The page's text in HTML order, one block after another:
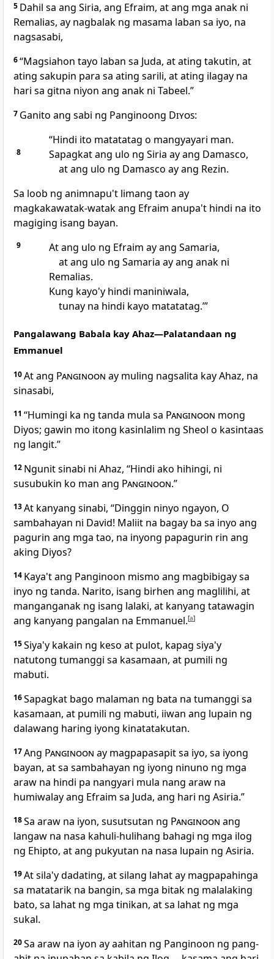
5 Dahil sa ang Siria, ang Efraim, at ang mga anak ni
Remalias, ay nagbalak ng masama laban sa iyo, na
nagsasabi,
6“Magsiahon tayo laban sa Juda, at ating takutin, at
ating sakupin para sa ating sarili, at ating ilagay na
hari sa gitna niyon ang anak ni Tabeel.”
7 Ganito ang sabi ng Panginoong Diyos:
“Hindi ito matatatag o mangyayari man.
8
Sapagkat ang ulo ng Siria ay ang Damasco,
at ang ulo ng Damasco ay ang Rezin.
Sa loob ng animnapu't limang taon ay
magkakawatak-watak ang Efraim anupa't hindi na ito
magiging isang bayan.
9
At ang ulo ng Efraim ay ang Samaria,
at ang ulo ng Samaria ay ang anak ni
Remalias.
Kung kayo'y hindi maniniwala,
tunay na hindi kayo matatatag.’”
Pangalawang Babala kay Ahaz—Palatandaan ng
Emmanuel
10At ang Panginoon ay muling nagsalita kay Ahaz, na
sinasabi,
11 “Humingi ka ng tanda mula sa Panginoon mong
Diyos; gawin mo itong kasinlalim ng Sheol o kasintaas
ng langit.”
12 Ngunit sinabi ni Ahaz, “Hindi ako hihingi, ni
susubukin ko man ang Panginoon.”
13At kanyang sinabi, “Dinggin ninyo ngayon, O
sambahayan ni David! Maliit na bagay ba sa inyo ang
pagurin ang mga tao, na inyong papagurin rin ang
aking Diyos?
14 Kaya'tang Panginoon mismo ang magbibigay sa
inyo ng tanda. Narito, isang birhen ang maglilihi, at
manganganak ng isang lalaki, at kanyang tatawagin
ang kanyang pangalan na Emmanuel.[a]
15Siya'y kakain ng keso at pulot, kapag siya'y
natutong tumanggi sa kasamaan, at pumili ng
mabuti.
16Sapagkat bago malaman ng bata na tumanggi sa
kasamaan, at pumili ng mabuti, iiwan ang lupain ng
dalawang haring iyong kinatatakutan.
17Ang Panginoon ay magpapasapit sa iyo, sa iyong
bayan, at sa sambahayan ng iyong ninuno ng mga
araw na hindi pa nangyari mula nang araw na
humiwalay ang Efraim sa Juda, ang hari ng Asiria.”
18Sa araw na iyon, susutsutan ng Panginoon ang
langaw na nasa kahuli-hulihang bahagi ng mga ilog
ng Ehipto, at ang pukyutan na nasa lupain ng Asiria.
19At sila'y dadating, at silang lahat ay magpapahinga
sa matatarik na bangin, sa mga bitak ng malalaking
bato, sa lahat ng mga tinikan, at sa lahat ng mga
sukal.
20Sa araw na iyon ay aahitan ng Panginoon ng pang-